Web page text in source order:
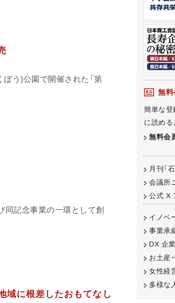
う)公園で開催された「第
同記念事業の一環として創
域に根差したおもてなし
無
簡単な登
に読める
無料会
月刊「
会議所
公式 X
イノベ
事業承
DX 企
お土産
女性経
多様な